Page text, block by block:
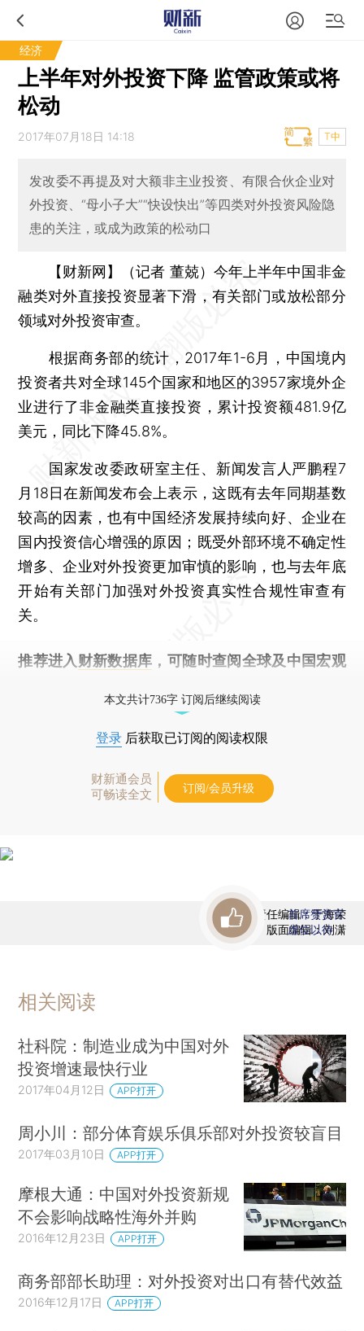
经济
上半年对外投资下降 监管政策或将
松动
2017年07月18日 14:18 T中
发改委不再提及对大额非主业投资、有限合伙企业对
外投资、“母小子大”“快设快出”等四类对外投资风险隐
患的关注，或成为政策的松动口
【财新网】（记者 董兢） 今年上半年中国非金
融类对外直接投资显著下滑，有关部门或放松部分
领域对外投资审查。
根据商务部的统计，2017年1-6月，中国境内
投资者共对全球145个国家和地区的3957家境外企
业进行了非金融类直接投资，累计投资额481.9亿
美元，同比下降45.8%。
国家发改委政研室主任、新闻发言人严鹏程7
月18日在新闻发布会上表示，这既有去年同期基数
较高的因素，也有中国经济发展持续向好、企业在
国内投资信心增强的原因；既受外部环境不确定性
增多、企业对外投资更加审慎的影响，也与去年底
开始有关部门加强对外投资真实性合规性审查有
关。
推荐进入 财新数据库 ，可随时查阅全球及中国宏观
本文共计736字 订阅后继续阅读
登录 后获取已订阅的阅读权限
财新通会员
可畅读全文
订阅/会员升级
责任编辑：于海荣
版面编辑：刘潇
首席赞赏官
虚位以待
相关阅读
社科院：制造业成为中国对外
投资增速最快行业
2017年04月12日 APP打开
周小川：部分体育娱乐俱乐部对外投资较盲目
2017年03月10日 APP打开
摩根大通：中国对外投资新规
不会影响战略性海外并购
2016年12月23日 APP打开
商务部部长助理：对外投资对出口有替代效益
2016年12月17日 APP打开